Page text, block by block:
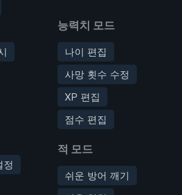
정
능력치 모드
나이 편집
사망 횟수 수정
XP 편집
점수 편집
적 모드
쉬운 방어 깨기